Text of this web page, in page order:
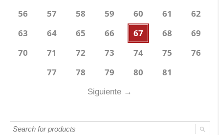
56
57 58 59 60 61
62
63
64 65 66 67 68
69
70
71 72 73 74 75
76
77
78 79 80 81
Siguiente →